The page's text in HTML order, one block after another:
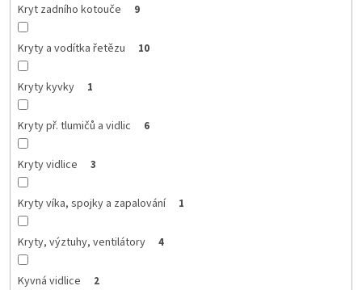
Kryt zadního kotouče 9
Kryty a vodítka řetězu 10
Kryty kyvky 1
Kryty př. tlumičů a vidlic 6
Kryty vidlice 3
Kryty víka, spojky a zapalování 1
Kryty, výztuhy, ventilátory 4
Kyvná vidlice 2